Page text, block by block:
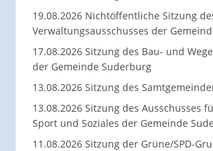
19.08.2026 Nichtöffentliche Sitzung
Verwaltungsausschusses der
17.08.2026 Sitzung des Bau- und
der Gemeinde Suderburg
13.08.2026 Sitzung des
13.08.2026 Sitzung des Ausschusses
Sport und Soziales der Gemeinde
11.08.2026 Sitzung der Grüne/SPD-